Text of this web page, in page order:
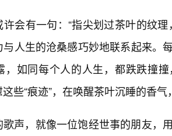
会有一句：“指尖划过茶叶的纹理
人生的沧桑感巧妙地联系起来。
，如同每个人的人生，都跌跌撞
些“痕迹”，在唤醒茶叶沉睡的香气
声，就像一位饱经世事的朋友，